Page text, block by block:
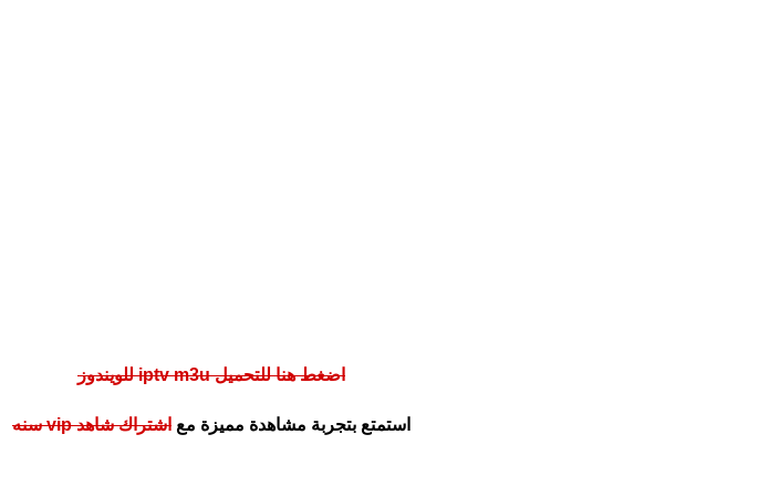
اضغط هنا للتحميل iptv m3u للويندوز
استمتع بتجربة مشاهدة مميزة مع اشتراك شاهد vip سنه